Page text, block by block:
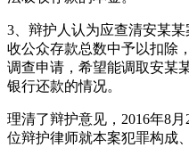
3、辩护人认为应查清安某
收公众存款总数中予以扣除
调查申请，希望能调取安某
银行还款的情况。
理清了辩护意见，2016年8
位辩护律师就本案犯罪构成